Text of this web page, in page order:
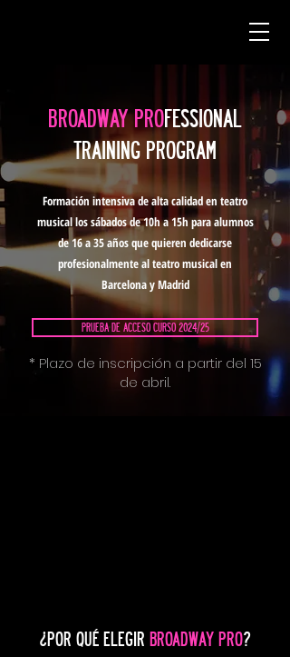
BROADWAYPROFESSIONAL
TRAINING PROGRAM
Formación intensiva de alta calidad en teatro
musical los sábados de 10h a 15h para alumnos
de 16 a 35 años que quieren dedicarse
profesionalmente al teatro musical en
Barcelona y Madrid
PRUEBA DE ACCESO CURSO 2024/25
* Plazo de inscripción a partir del 15
de abril.
¿POR QUÉ ELEGIR BROADWAY PRO?